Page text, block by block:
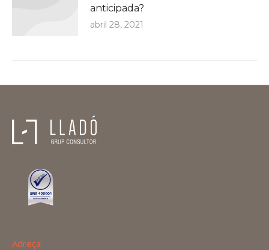
anticipada?
abril 28, 2021
Adreça: